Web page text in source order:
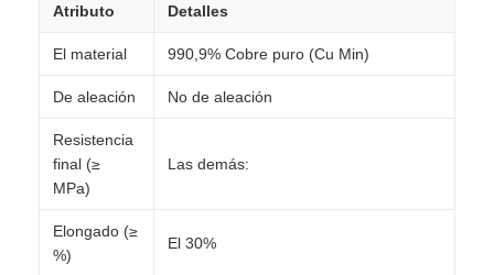
Atributo Detalles
El material 990,9% Cobre puro (Cu Min)
De aleación No de aleación
Resistencia
final (≥
MPa)
Las demás:
Elongado (≥
%)
El 30%